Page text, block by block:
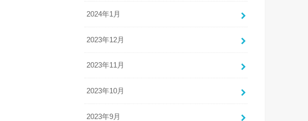
2024年1月
2023年12月
2023年11月
2023年10月
2023年9月